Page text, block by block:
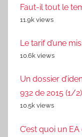
Faut-il tout le
11.9k views
Le tarif d’une
10.6k views
Un dossier
932 de 2015 (1/2)
10.5k views
C’est quoi un